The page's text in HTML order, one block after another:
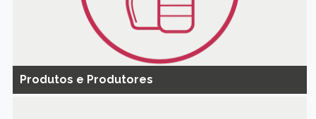
Produtos e Produtores